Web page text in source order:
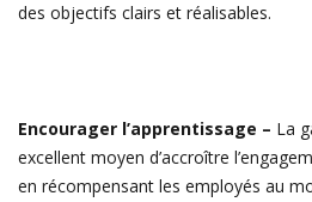
des objectifs clairs et réalisables.
Encourager l’apprentissage – La
excellent moyen d’accroître
en récompensant les employés au